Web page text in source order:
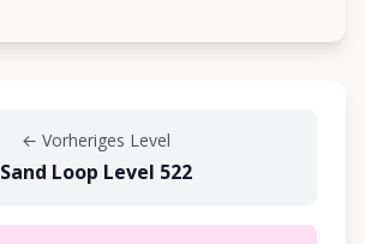
← Vorheriges Level
Sand Loop Level 522